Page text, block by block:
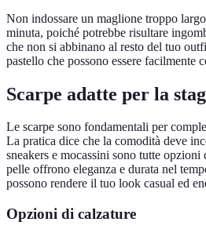
Non indossare un maglione troppo
minuta, poiché potrebbe risultare
che non si abbinano al resto del tuo
pastello che possono essere facilmente
Scarpe adatte per la
Le scarpe sono fondamentali per
La pratica dice che la comodità deve
sneakers e mocassini sono tutte
pelle offrono eleganza e durata nel
possono rendere il tuo look casual ed
Opzioni di calzature